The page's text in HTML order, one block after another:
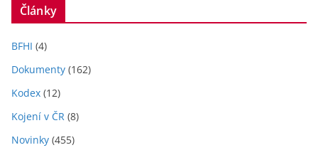
Články
BFHI (4)
Dokumenty (162)
Kodex (12)
Kojení v ČR (8)
Novinky (455)